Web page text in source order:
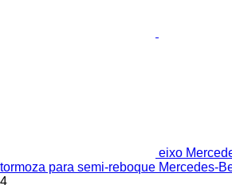
eixo
tormoza para semi-reboque Mercedes-
4